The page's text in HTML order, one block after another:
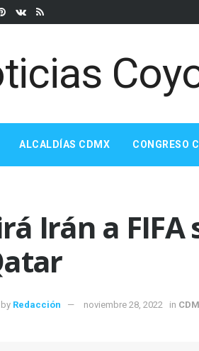
ALCALDÍAS CDMX CONGRESO
Irán a
by Redacción noviembre 28, 2022 in